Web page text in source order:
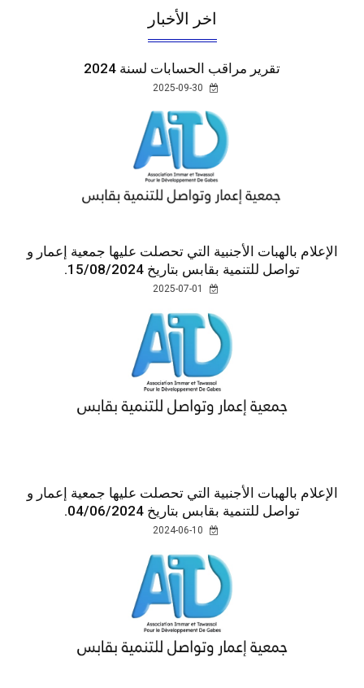
اخر الأخبار
تقرير مراقب الحسابات لسنة 2024
الإعلام بالهبات الأجنبية التي تحصلت عليها جمعية إعمار و
تواصل للتنمية بقابس بتاريخ 15/08/2024.
الإعلام بالهبات الأجنبية التي تحصلت عليها جمعية إعمار و
تواصل للتنمية بقابس بتاريخ 04/06/2024.